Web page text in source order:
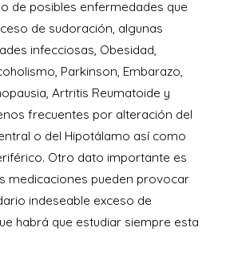
de posibles enfermedades que
de sudoración, algunas
infecciosas, Obesidad,
Parkinson, Embarazo,
Artritis Reumatoide y
frecuentes por alteración del
o del Hipotálamo así como
Otro dato importante es
medicaciones pueden provocar
indeseable exceso de
habrá que estudiar siempre esta